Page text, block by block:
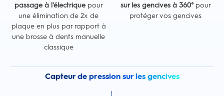
passage à l'électriquepour
une élimination de 2x de
plaque en plus par rapport à
une brosse à dents manuelle
classique
sur les gencives à 360°pour
protéger vos gencives
Capteur de pression sur les gencives